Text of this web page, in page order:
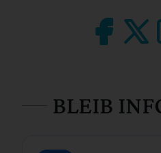
BLEIB